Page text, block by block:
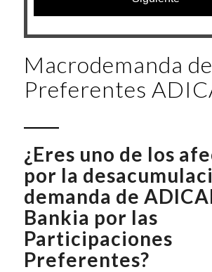
Macrodemanda de
Preferentes
¿Eres uno de los
por la
demanda de
Bankia por las
Participaciones
Preferentes?